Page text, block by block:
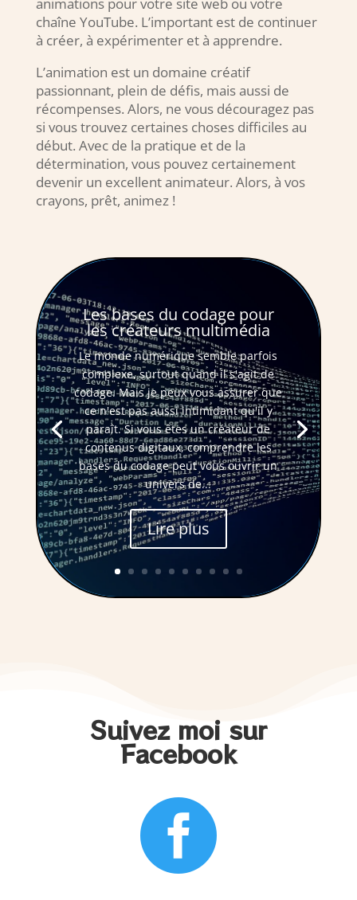
chaîne YouTube. L’important est de continuer
à créer, à expérimenter et à apprendre.
L’animation est un domaine créatif
passionnant, plein de défis, mais aussi de
récompenses. Alors, ne vous découragez pas
si vous trouvez certaines choses difficiles au
début. Avec de la pratique et de la
détermination, vous pouvez certainement
devenir un excellent animateur. Alors, à vos
crayons, prêt, animez !
Les bases du codage pour
les créateurs multimédia
Le monde numérique semble parfois
complexe, surtout quand il s'agit de
codage. Mais je peux vous assurer que
ce n'est pas aussi intimidant qu'il y
paraît. Si vous êtes un créateur de
contenus digitaux, comprendre les
bases du codage peut vous ouvrir un
univers de...
Lire plus
Suivez moi sur
Facebook
